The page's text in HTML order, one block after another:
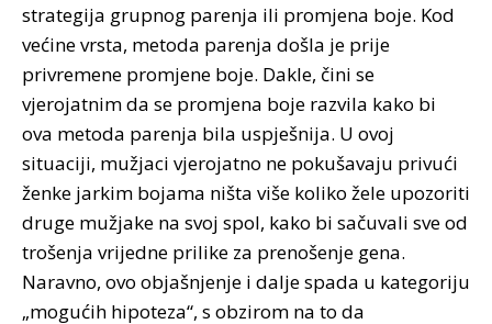
strategija grupnog parenja ili promjena boje. Kod
većine vrsta, metoda parenja došla je prije
privremene promjene boje. Dakle, čini se
vjerojatnim da se promjena boje razvila kako bi
ova metoda parenja bila uspješnija. U ovoj
situaciji, mužjaci vjerojatno ne pokušavaju privući
ženke jarkim bojama ništa više koliko žele upozoriti
druge mužjake na svoj spol, kako bi sačuvali sve od
trošenja vrijedne prilike za prenošenje gena.
Naravno, ovo objašnjenje i dalje spada u kategoriju
„mogućih hipoteza“, s obzirom na to da